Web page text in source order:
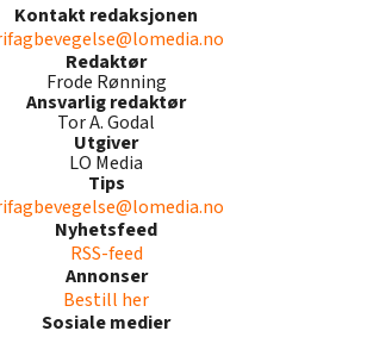
Kontakt redaksjonen
Redaktør
Frode Rønning
Ansvarlig redaktør
Tor A. Godal
Utgiver
LO Media
Tips
Nyhetsfeed
RSS-feed
Annonser
Bestill her
Sosiale medier